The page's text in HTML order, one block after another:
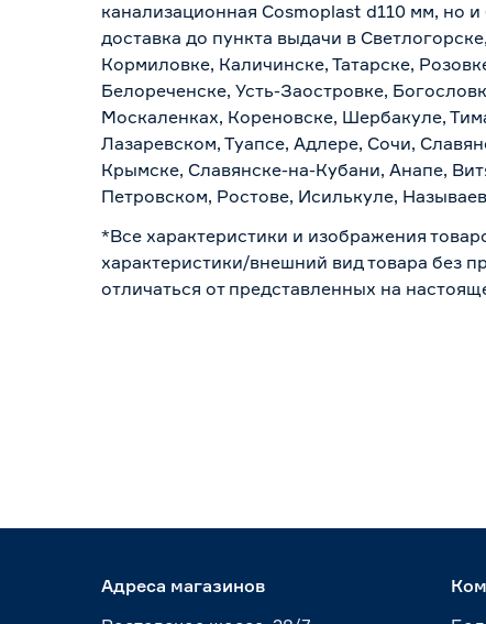
канализационная Cosmoplast d110 мм, но
доставка до пункта выдачи в
Кормиловке, Каличинске, Татарске,
Белореченске, Усть-Заостровке,
Москаленках, Кореновске, Шербакуле,
Лазаревском, Туапсе, Адлере, Сочи,
Крымске, Славянске-на-Кубани, Анапе,
Петровском, Ростове, Исилькуле,
*Все характеристики и изображения
характеристики/внешний вид товара без
отличаться от представленных на
Адреса магазинов